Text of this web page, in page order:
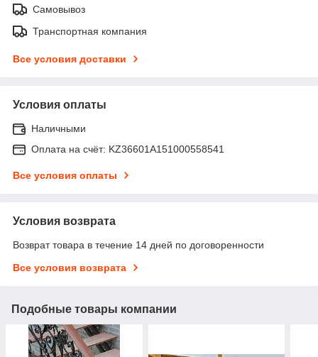
Самовывоз
Транспортная компания
Все условия доставки
Условия оплаты
Наличными
Оплата на счёт: KZ36601A151000558541
Все условия оплаты
Условия возврата
Возврат товара в течение 14 дней по договоренности
Все условия возврата
Подобные товары компании